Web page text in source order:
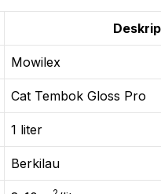
Mowilex
Cat Tembok Gloss Pro
1 liter
Berkilau